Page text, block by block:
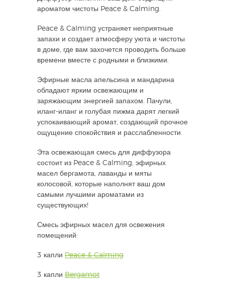
ароматом чистоты Peace & Calming.
Peace & Calming устраняет неприятные
запахи и создает атмосферу уюта и чистоты
в доме, где вам захочется проводить больше
времени вместе с родными и близкими.
Эфирные масла апельсина и мандарина
обладают ярким освежающим и
заряжающим энергией запахом. Пачули,
иланг-иланг и голубая пижма дарят легкий
успокаивающий аромат, создающий прочное
ощущение спокойствия и расслабленности.
Эта освежающая смесь для диффузора
состоит из Peace & Calming, эфирных
масел бергамота, лаванды и мяты
колосовой, которые наполнят ваш дом
самыми лучшими ароматами из
существующих!
Смесь эфирных масел для освежения
помещений:
3 капли Peace & Calming
3 капли Bergamot